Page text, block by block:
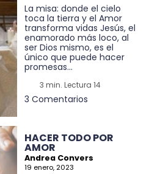
La misa: donde el cielo
toca la tierra y el Amor
transforma vidas Jesús, el
enamorado más loco, al
ser Dios mismo, es el
único que puede hacer
promesas...
3 min. Lectura 14
3 Comentarios
HACER TODO POR
AMOR
Andrea Convers
19 enero, 2023